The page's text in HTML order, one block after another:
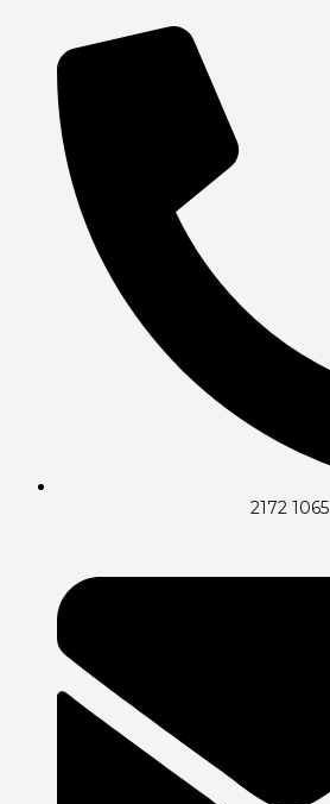
indholdet
2172 1065